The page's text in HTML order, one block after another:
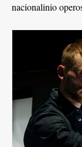
nacionalinio